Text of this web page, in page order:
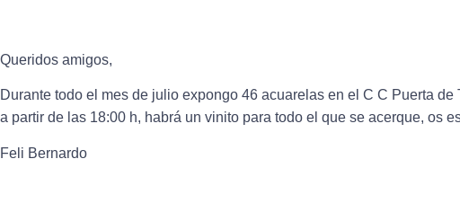
Queridos amigos,
Durante todo el mes de julio expongo 46 acuarelas en el C C Puerta
a partir de las 18:00 h, habrá un vinito para todo el que se acerque, os
Feli Bernardo